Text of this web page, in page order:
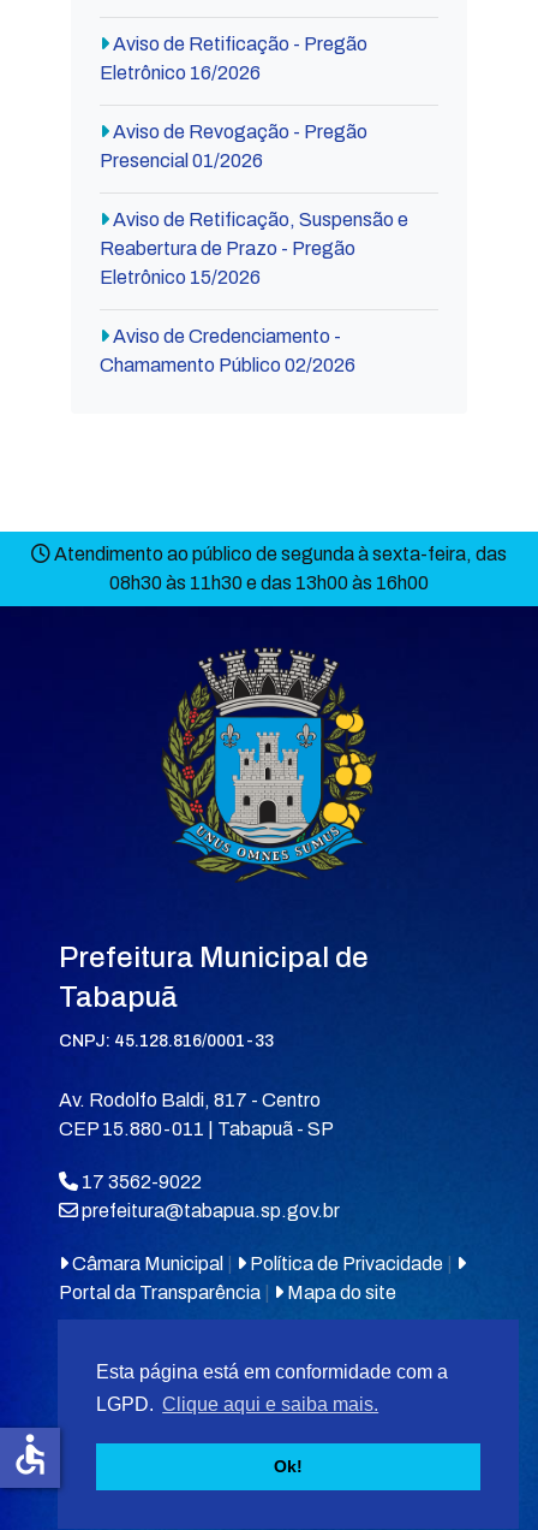
Esta página está em conformidade com a
LGPD. Clique aqui e saiba mais.
Ok!
Aviso de Retificação - Pregão
Eletrônico 16/2026
Aviso de Revogação - Pregão
Presencial 01/2026
Aviso de Retificação, Suspensão e
Reabertura de Prazo - Pregão
Eletrônico 15/2026
Aviso de Credenciamento -
Chamamento Público 02/2026
Atendimento ao público de segunda à sexta-feira, das
08h30 às 11h30 e das 13h00 às 16h00
Prefeitura Municipal de
Tabapuã
CNPJ: 45.128.816/0001-33
Av. Rodolfo Baldi, 817 - Centro
CEP 15.880-011 | Tabapuã - SP
17 3562-9022
prefeitura@tabapua.sp.gov.br
Câmara Municipal Política de Privacidade
Portal da Transparência
Mapa do site
© 2026MIT Tabapuã.
accessible